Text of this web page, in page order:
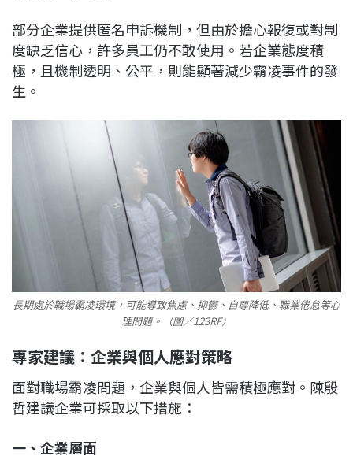
部分企業提供匿名申訴機制，但由於擔心報復或對制
度缺乏信心，許多員工仍不敢使用。若企業態度積
極，且機制透明、公平，則能顯著減少霸凌事件的發
生。
長期處於職場霸凌環境，可能導致焦慮、抑鬱、自尊降低、職業倦怠等心
理問題。（圖／123RF）
專家建議：企業與個人應對策略
面對職場霸凌問題，企業與個人皆需積極應對。陳殷
哲建議企業可採取以下措施：
一、企業層面